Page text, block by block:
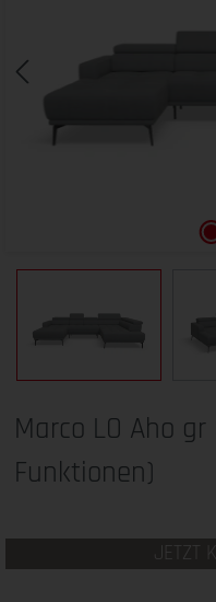
Marco LO Aho
Funktionen)
JETZT